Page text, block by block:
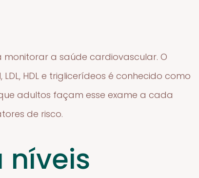
monitorar a saúde cardiovascular. O
HDL e triglicerídeos é conhecido como
adultos façam esse exame a cada
de risco.